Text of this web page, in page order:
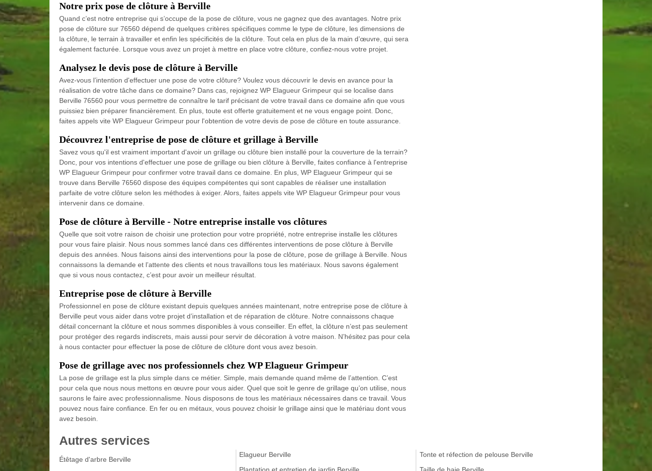
Notre prix pose de clôture à Berville
Quand c’est notre entreprise qui s’occupe de la pose de clôture, vous ne gagnez que des avantages. Notre prix
pose de clôture sur 76560 dépend de quelques critères spécifiques comme le type de clôture, les dimensions de
la clôture, le terrain à travailler et enfin les spécificités de la clôture. Tout cela en plus de la main d’œuvre, qui sera
également facturée. Lorsque vous avez un projet à mettre en place votre clôture, confiez-nous votre projet.
Analysez le devis pose de clôture à Berville
Avez-vous l’intention d'effectuer une pose de votre clôture? Voulez vous découvrir le devis en avance pour la
réalisation de votre tâche dans ce domaine? Dans cas, rejoignez WP Elagueur Grimpeur qui se localise dans
Berville 76560 pour vous permettre de connaître le tarif précisant de votre travail dans ce domaine afin que vous
puissiez bien préparer financièrement. En plus, toute est offerte gratuitement et ne vous engage point. Donc,
faites appels vite WP Elagueur Grimpeur pour l'obtention de votre devis de pose de clôture en toute assurance.
Découvrez l'entreprise de pose de clôture et grillage à Berville
Savez vous qu'il est vraiment important d'avoir un grillage ou clôture bien installé pour la couverture de la terrain?
Donc, pour vos intentions d'effectuer une pose de grillage ou bien clôture à Berville, faites confiance à l'entreprise
WP Elagueur Grimpeur pour confirmer votre travail dans ce domaine. En plus, WP Elagueur Grimpeur qui se
trouve dans Berville 76560 dispose des équipes compétentes qui sont capables de réaliser une installation
parfaite de votre clôture selon les méthodes à exiger. Alors, faites appels vite WP Elagueur Grimpeur pour vous
intervenir dans ce domaine.
Pose de clôture à Berville - Notre entreprise installe vos clôtures
Quelle que soit votre raison de choisir une protection pour votre propriété, notre entreprise installe les clôtures
pour vous faire plaisir. Nous nous sommes lancé dans ces différentes interventions de pose clôture à Berville
depuis des années. Nous faisons ainsi des interventions pour la pose de clôture, pose de grillage à Berville. Nous
connaissons la demande et l’attente des clients et nous travaillons tous les matériaux. Nous savons également
que si vous nous contactez, c’est pour avoir un meilleur résultat.
Entreprise pose de clôture à Berville
Professionnel en pose de clôture existant depuis quelques années maintenant, notre entreprise pose de clôture à
Berville peut vous aider dans votre projet d’installation et de réparation de clôture. Notre connaissons chaque
détail concernant la clôture et nous sommes disponibles à vous conseiller. En effet, la clôture n’est pas seulement
pour protéger des regards indiscrets, mais aussi pour servir de décoration à votre maison. N’hésitez pas pour cela
à nous contacter pour effectuer la pose de clôture de clôture dont vous avez besoin.
Pose de grillage avec nos professionnels chez WP Elagueur Grimpeur
La pose de grillage est la plus simple dans ce métier. Simple, mais demande quand même de l’attention. C’est
pour cela que nous nous mettons en œuvre pour vous aider. Quel que soit le genre de grillage qu’on utilise, nous
saurons le faire avec professionnalisme. Nous disposons de tous les matériaux nécessaires dans ce travail. Vous
pouvez nous faire confiance. En fer ou en métaux, vous pouvez choisir le grillage ainsi que le matériau dont vous
avez besoin.
Autres services
Étêtage d'arbre Berville
Elagueur Berville
Tonte et réfection de pelouse Berville